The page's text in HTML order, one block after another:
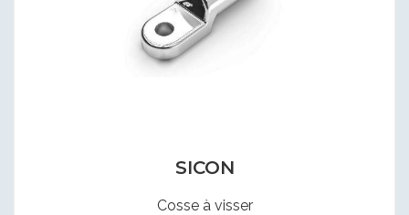
SICON
Cosse à visser